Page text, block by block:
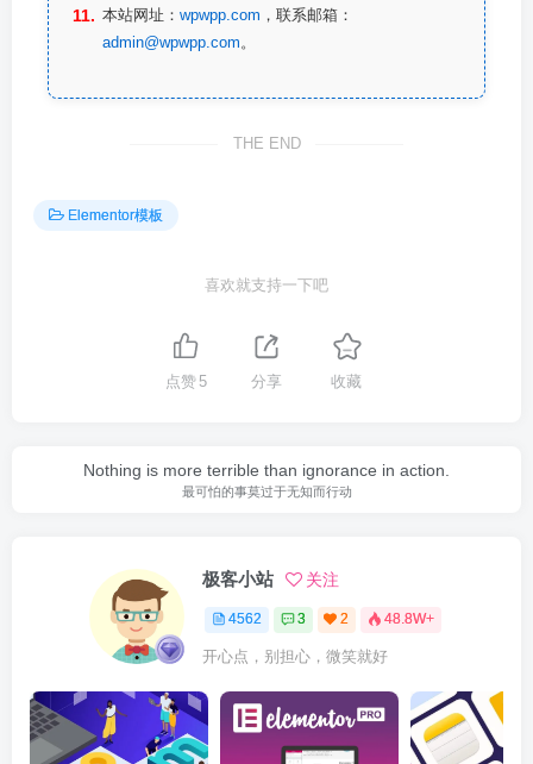
本站网址： wpwpp.com ，联系邮箱：
admin@wpwpp.com 。
THE END
Elementor模板
喜欢就支持一下吧
点赞 5 分享 收藏
Nothing is more terrible than ignorance in action.
最可怕的事莫过于无知而行动
极客小站 关注
4562 3 2 48.8W+
开心点，别担心，微笑就好